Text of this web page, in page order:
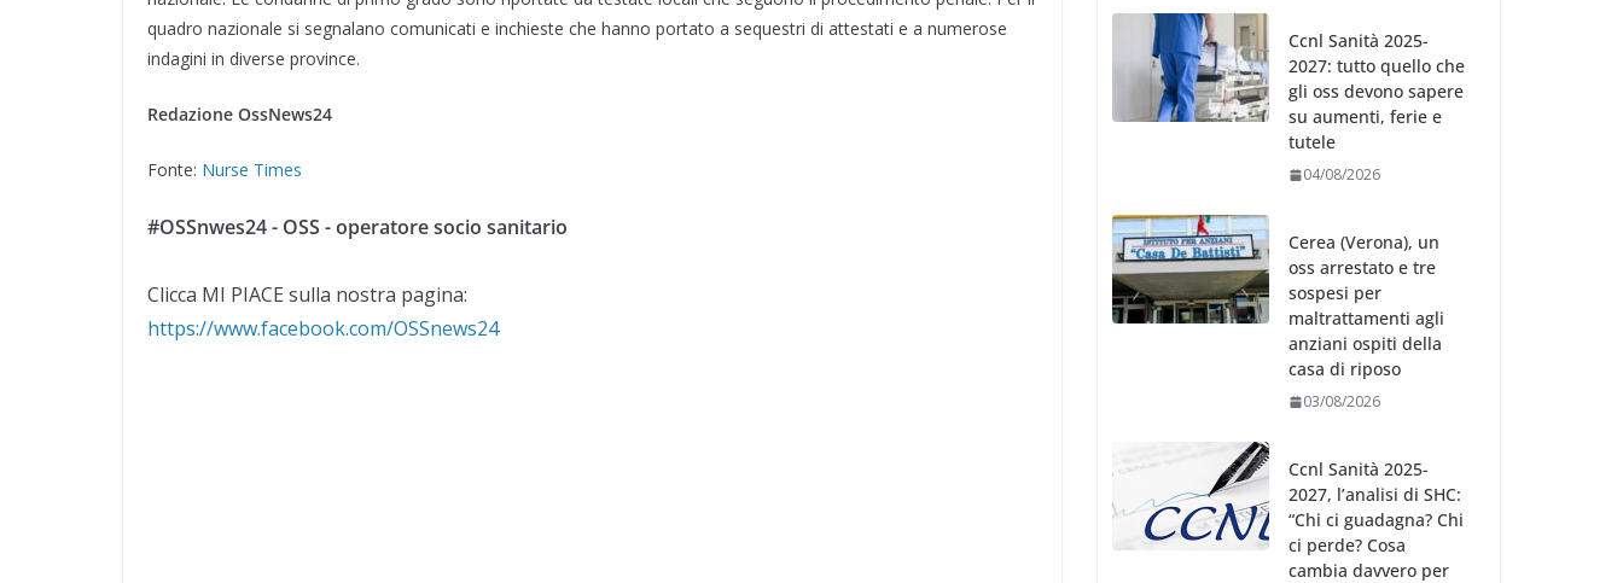
quadro nazionale si segnalano comunicati e inchieste che hanno portato a sequestri di attestati e a numerose
indagini in diverse province.
Redazione OssNews24
Fonte: Nurse Times
#OSSnwes24 - OSS - operatore socio sanitario
Clicca MI PIACE sulla nostra pagina:
https://www.facebook.com/OSSnews24
Ccnl Sanità 2025-
2027: tutto quello che
gli oss devono sapere
su aumenti, ferie e
tutele
04/08/2026
Cerea (Verona), un
oss arrestato e tre
sospesi per
maltrattamenti agli
anziani ospiti della
casa di riposo
03/08/2026
Ccnl Sanità 2025-
2027, l’analisi di SHC:
“Chi ci guadagna? Chi
ci perde? Cosa
cambia davvero per